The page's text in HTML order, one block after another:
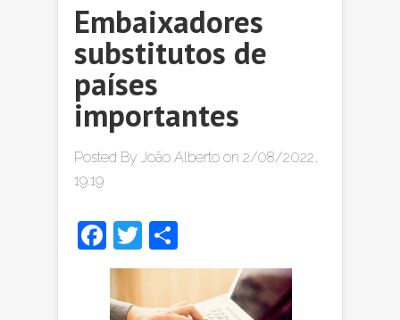
Embaixadores
substitutos de
países
importantes
Posted By João Alberto on 2/08/2022,
19:19
Facebook
Twitter